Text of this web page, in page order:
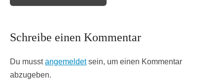
Schreibe einen Kommentar
Du musstangemeldetsein, um einen Kommentar
abzugeben.